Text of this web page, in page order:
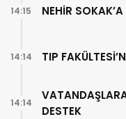
NEHİR
14:15
TIP
14:14
DESTEK
14:14